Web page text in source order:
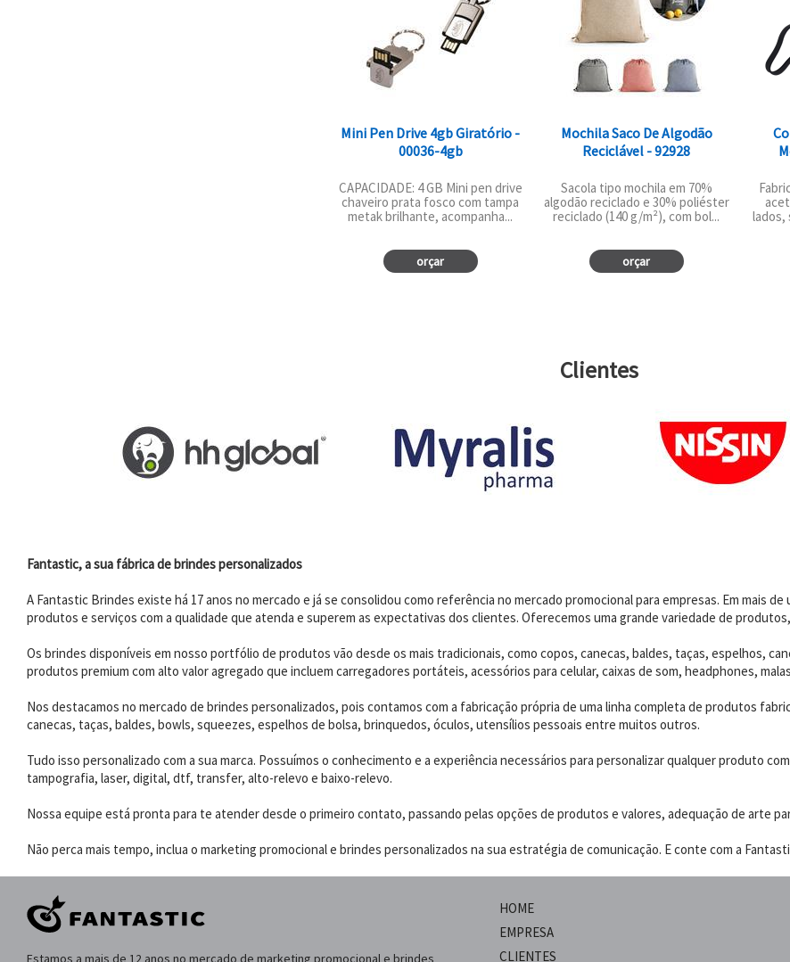
Mini Pen Drive 4gb Giratório -
00036-4gb
CAPACIDADE: 4 GB Mini pen drive
chaveiro prata fosco com tampa
metak brilhante, acompanha...
orçar
Mochila Saco De Algodão
Reciclável - 92928
Sacola tipo mochila em 70%
algodão reciclado e 30% poliéster
reciclado (140 g/m²), com bol...
orçar
lados,
Clientes
Fantastic, a sua fábrica de brindes personalizados
A Fantastic Brindes existe há 17 anos no mercado e já se consolidou como referência no mercado promocional para empresas. Em mais
produtos e serviços com a qualidade que atenda e superem as expectativas dos clientes. Oferecemos uma grande variedade de
Os brindes disponíveis em nosso portfólio de produtos vão desde os mais tradicionais, como copos, canecas, baldes, taças, espelhos,
produtos premium com alto valor agregado que incluem carregadores portáteis, acessórios para celular, caixas de som, headphones,
Nos destacamos no mercado de brindes personalizados, pois contamos com a fabricação própria de uma linha completa de produtos
canecas, taças, baldes, bowls, squeezes, espelhos de bolsa, brinquedos, óculos, utensílios pessoais entre muitos outros.
Tudo isso personalizado com a sua marca. Possuímos o conhecimento e a experiência necessários para personalizar qualquer produto
tampografia, laser, digital, dtf, transfer, alto-relevo e baixo-relevo.
Nossa equipe está pronta para te atender desde o primeiro contato, passando pelas opções de produtos e valores, adequação de arte
Não perca mais tempo, inclua o marketing promocional e brindes personalizados na sua estratégia de comunicação. E conte com a
Estamos a mais de 12 anos no mercado de marketing promocional e brindes
HOME
EMPRESA
CLIENTES